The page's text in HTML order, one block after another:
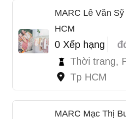
MARC Lê Văn
HCM
0 Xếp hạng
Thời trang,
Tp HCM
MARC Mạc Thị